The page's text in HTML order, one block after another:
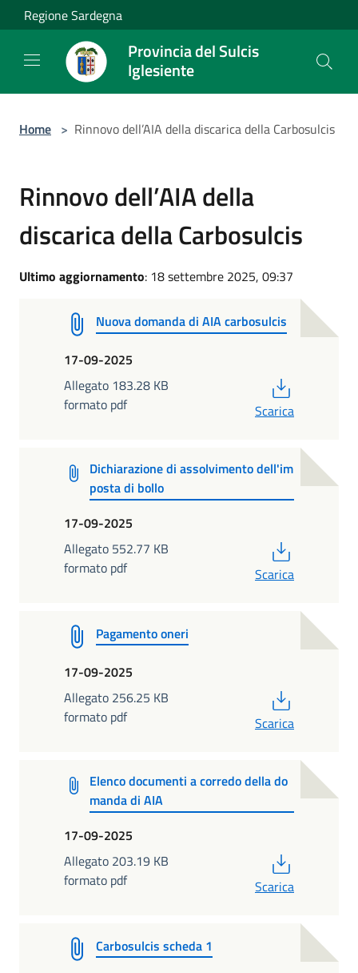
Salta al contenuto principale
Regione Sardegna
Provincia del Sulcis
Iglesiente
Home > Rinnovo dell’AIA della discarica della Carbosulcis
Rinnovo dell’AIA della
discarica della Carbosulcis
Ultimo aggiornamento: 18 settembre 2025, 09:37
Nuova domanda di AIA carbosulcis
17-09-2025
Allegato 183.28 KB
formato pdf
Scarica
Dichiarazione di assolvimento dell'im
posta di bollo
17-09-2025
Allegato 552.77 KB
formato pdf
Scarica
Pagamento oneri
17-09-2025
Allegato 256.25 KB
formato pdf
Scarica
Elenco documenti a corredo della do
manda di AIA
17-09-2025
Allegato 203.19 KB
formato pdf
Scarica
Carbosulcis scheda 1